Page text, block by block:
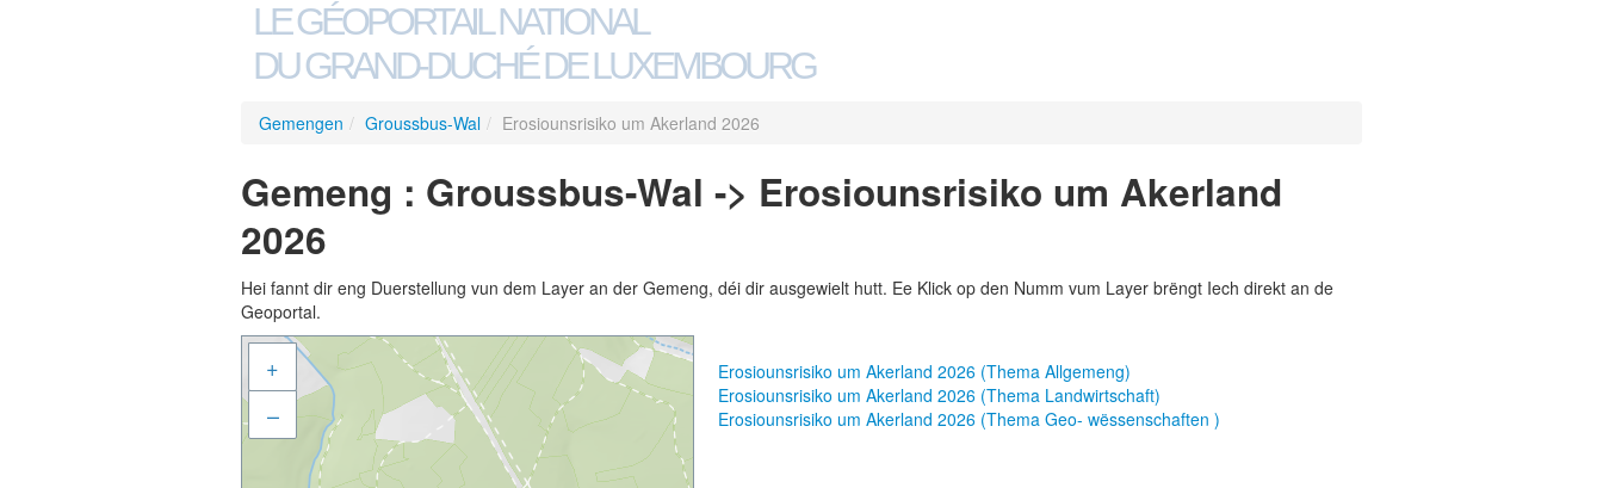
LE GÉOPORTAIL NATIONAL
DU GRAND-DUCHÉ DE LUXEMBOURG
Gemengen / Groussbus-Wal / Erosiounsrisiko um Akerland 2026
Gemeng : Groussbus-Wal -> Erosiounsrisiko um Akerland
2026
Hei fannt dir eng Duerstellung vun dem Layer an der Gemeng, déi dir ausgewielt hutt. Ee Klick op den Numm vum Layer brëngt Iech direkt an de
Geoportal.
+
–
Erosiounsrisiko um Akerland 2026 (Thema Allgemeng)
Erosiounsrisiko um Akerland 2026 (Thema Landwirtschaft)
Erosiounsrisiko um Akerland 2026 (Thema Geo- wëssenschaften )